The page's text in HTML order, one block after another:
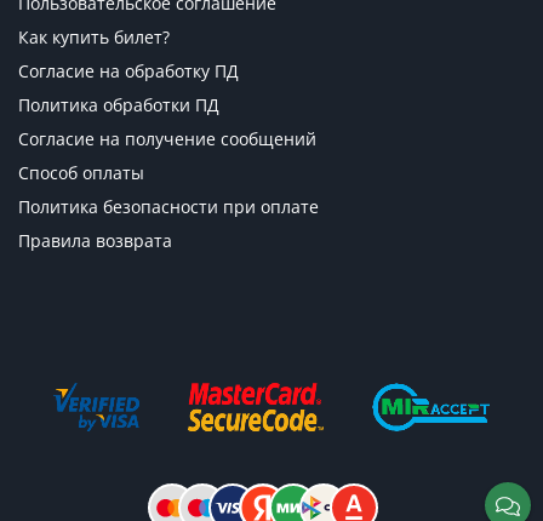
Как купить билет?
Согласие на обработку ПД
Политика обработки ПД
Согласие на получение сообщений
Способ оплаты
Политика безопасности при оплате
Правила возврата